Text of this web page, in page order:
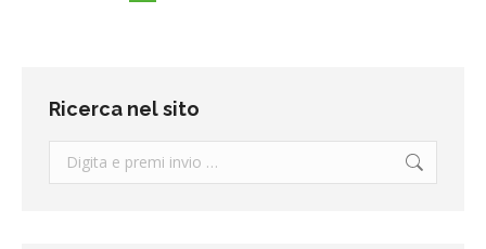
Ricerca nel sito
Search: